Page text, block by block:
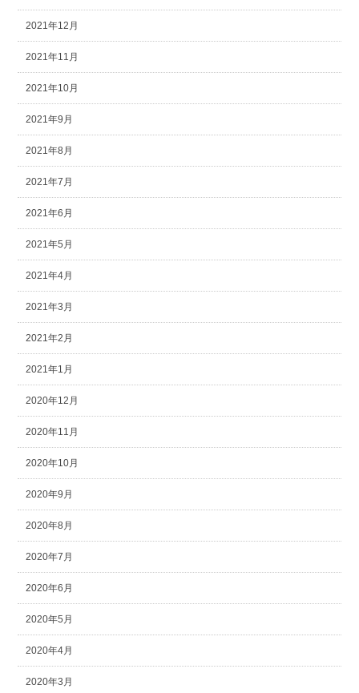
2021年12月
2021年11月
2021年10月
2021年9月
2021年8月
2021年7月
2021年6月
2021年5月
2021年4月
2021年3月
2021年2月
2021年1月
2020年12月
2020年11月
2020年10月
2020年9月
2020年8月
2020年7月
2020年6月
2020年5月
2020年4月
2020年3月